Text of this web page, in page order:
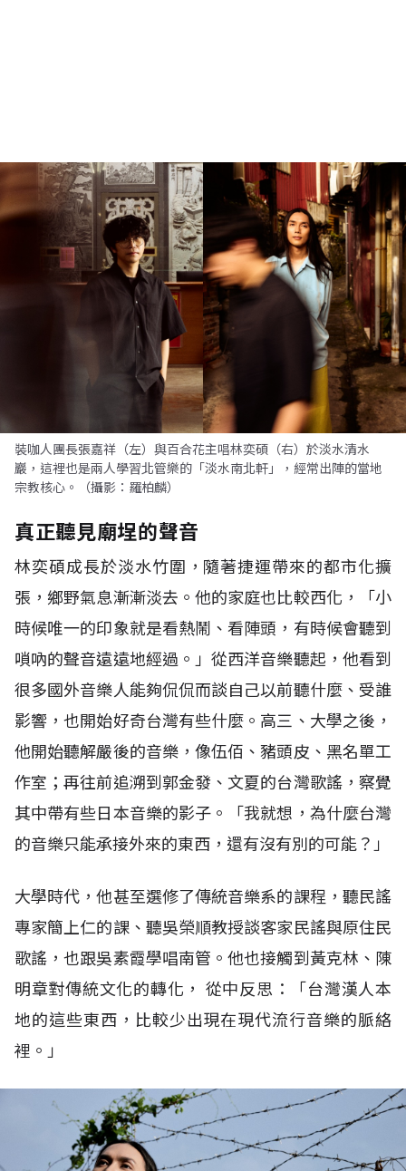
裝咖人團長張嘉祥（左）與百合花主唱林奕碩（右）於淡水清水
巖，這裡也是兩人學習北管樂的「淡水南北軒」，經常出陣的當地
宗教核心。（攝影：羅柏麟）
真正聽見廟埕的聲音
林奕碩成長於淡水竹圍，隨著捷運帶來的都市化擴
張，鄉野氣息漸漸淡去。他的家庭也比較西化，「小
時候唯一的印象就是看熱鬧、看陣頭，有時候會聽到
嗩吶的聲音遠遠地經過。」從西洋音樂聽起，他看到
很多國外音樂人能夠侃侃而談自己以前聽什麼、受誰
影響，也開始好奇台灣有些什麼。高三、大學之後，
他開始聽解嚴後的音樂，像伍佰、豬頭皮、黑名單工
作室；再往前追溯到郭金發、文夏的台灣歌謠，察覺
其中帶有些日本音樂的影子。「我就想，為什麼台灣
的音樂只能承接外來的東西，還有沒有別的可能？」
大學時代，他甚至選修了傳統音樂系的課程，聽民謠
專家簡上仁的課、聽吳榮順教授談客家民謠與原住民
歌謠，也跟吳素霞學唱南管。他也接觸到黃克林、陳
明章對傳統文化的轉化， 從中反思：「台灣漢人本
地的這些東西，比較少出現在現代流行音樂的脈絡
裡。」